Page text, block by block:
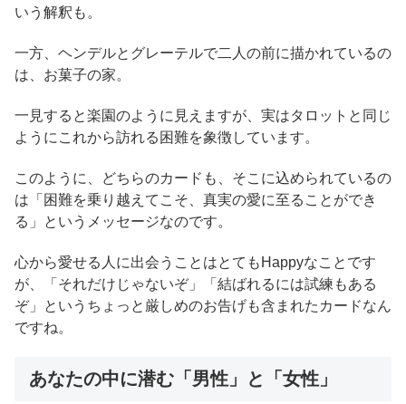
いう解釈も。
一方、ヘンデルとグレーテルで二人の前に描かれているの
は、お菓子の家。
一見すると楽園のように見えますが、実はタロットと同じ
ようにこれから訪れる困難を象徴しています。
このように、どちらのカードも、そこに込められているの
は「困難を乗り越えてこそ、真実の愛に至ることができ
る」というメッセージなのです。
心から愛せる人に出会うことはとてもHappyなことです
が、「それだけじゃないぞ」「結ばれるには試練もある
ぞ」というちょっと厳しめのお告げも含まれたカードなん
ですね。
あなたの中に潜む「男性」と「女性」